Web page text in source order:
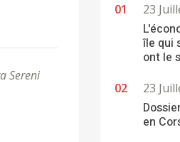
Sereni
23
île qui
ont le
23
en